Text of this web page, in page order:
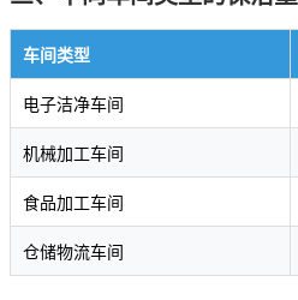
车间类型
电子洁净车间
机械加工车间
食品加工车间
仓储物流车间